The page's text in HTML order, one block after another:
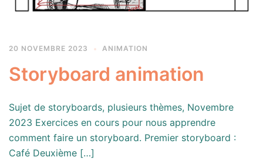
20 NOVEMBRE 2023 ANIMATION
Storyboard animation
Sujet de storyboards, plusieurs thèmes, Novembre
2023 Exercices en cours pour nous apprendre
comment faire un storyboard. Premier storyboard :
Café Deuxième […]